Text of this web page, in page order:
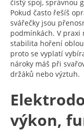
čistý spoj, správnou
Pokud často řešíš
svářečky jsou
podmínkách. V
stabilita hoření
proto se vyplatí
nároky máš při
držáků nebo výztuh.
výkon,